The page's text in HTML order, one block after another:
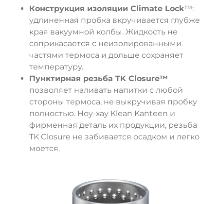
Конструкция изоляции Climate Lock™:
удлиненная пробка вкручивается глубже
края вакуумной колбы. Жидкость не
соприкасается с неизолированными
частями термоса и дольше сохраняет
температуру.
Пунктирная резьба TK Closure™
позволяет наливать напитки с любой
стороны термоса, не выкручивая пробку
полностью. Ноу-хау Klean Kanteen и
фирменная деталь их продукции, резьба
TK Closure не забивается осадком и легко
моется.